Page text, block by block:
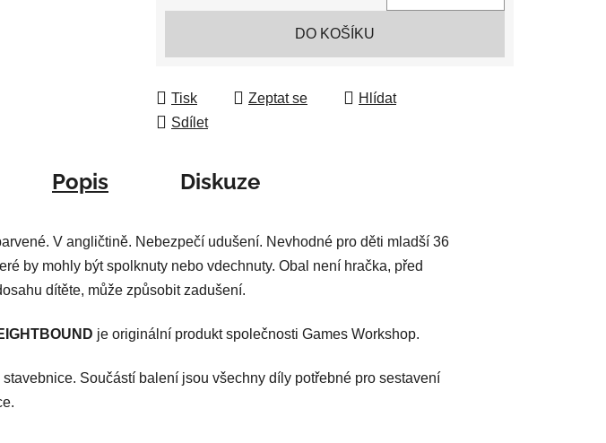
Měrná cena:
DO KOŠÍKU
Tisk Zeptat se
Hlídat
Sdílet
Popis Diskuze
V angličtině. Nebezpečí udušení. Nevhodné pro děti mladší 36
by mohly být spolknuty nebo vdechnuty. Obal není hračka, před
dítěte, může způsobit zadušení.
je originální produkt společnosti Games Workshop.
Součástí balení jsou všechny díly potřebné pro sestavení